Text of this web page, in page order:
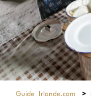
Guide Irlande.com >